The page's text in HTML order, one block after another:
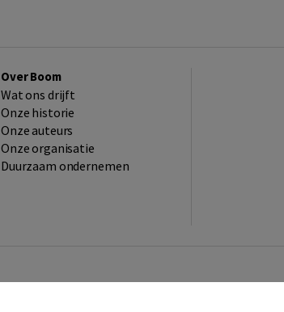
Over Boom
Wat ons drijft
Onze historie
Onze auteurs
Onze organisatie
Duurzaam ondernemen